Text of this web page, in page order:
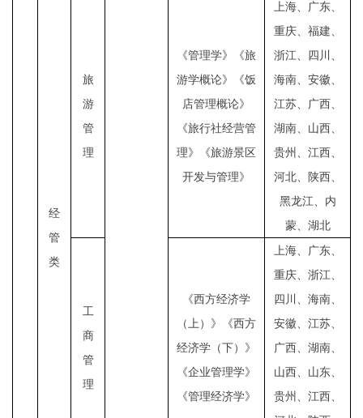
经
管
类
旅
游
管
理
《管理学》《旅
游学概论》《饭
店管理概论》
《旅行社经营管
理》《旅游景区
开发与管理》
上海、广东、
重庆、福建、
浙江、四川、
海南、安徽、
江苏、广西、
湖南、山西、
贵州、江西、
河北、陕西、
黑龙江、内
蒙、湖北
工
商
管
理
《西方经济学
（上）》《西方
经济学（下）》
《企业管理学》
《管理经济学》
上海、广东、
重庆、浙江、
四川、海南、
安徽、江苏、
广西、湖南、
山西、山东、
贵州、江西、